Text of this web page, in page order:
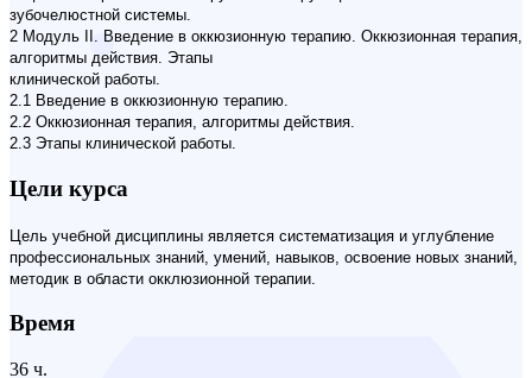
зубочелюстной системы.
2 Модуль II. Введение в оккюзионную терапию. Оккюзионная терапия,
алгоритмы действия. Этапы
клинической работы.
2.1 Введение в оккюзионную терапию.
2.2 Оккюзионная терапия, алгоритмы действия.
2.3 Этапы клинической работы.
Цели курса
Цель учебной дисциплины является систематизация и углубление
профессиональных знаний, умений, навыков, освоение новых знаний,
методик в области окклюзионной терапии.
Время
36 ч.